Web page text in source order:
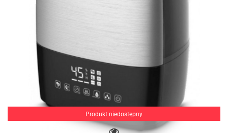
Produkt niedostępny